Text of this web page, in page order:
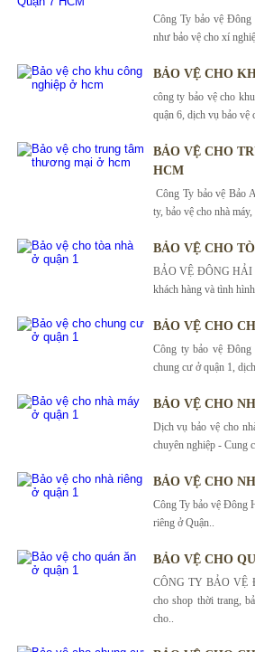
Công Ty bảo vệ Đông
như bảo vệ cho xí
BẢO VỆ CHO
công ty bảo vệ cho
quận 6, dịch vụ bảo vệ
BẢO VỆ CHO
HCM
Công Ty bảo vệ Bảo
ty, bảo vệ cho nhà
BẢO VỆ CHO
BẢO VỆ ĐÔNG HẢI
khách hàng và tình
BẢO VỆ CHO
Công ty bảo vệ Đông
chung cư ở quận 1,
BẢO VỆ CHO
Dịch vụ bảo vệ cho
chuyên nghiệp - Cung
BẢO VỆ CHO
Công Ty bảo vệ Đông
riêng ở Quận..
BẢO VỆ CHO
CÔNG TY BẢO VỆ
cho shop thời trang,
cho..